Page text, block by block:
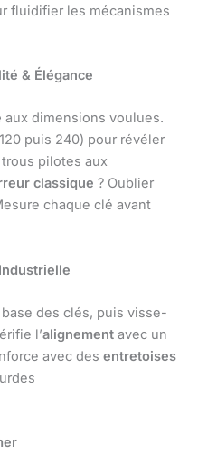
fluidifier les mécanismes
& Élégance
aux dimensions voulues.
puis 240) pour révéler
pilotes aux
classique ? Oublier
chaque clé avant
base des clés, puis visse-
l’alignement avec un
avec des entretoises